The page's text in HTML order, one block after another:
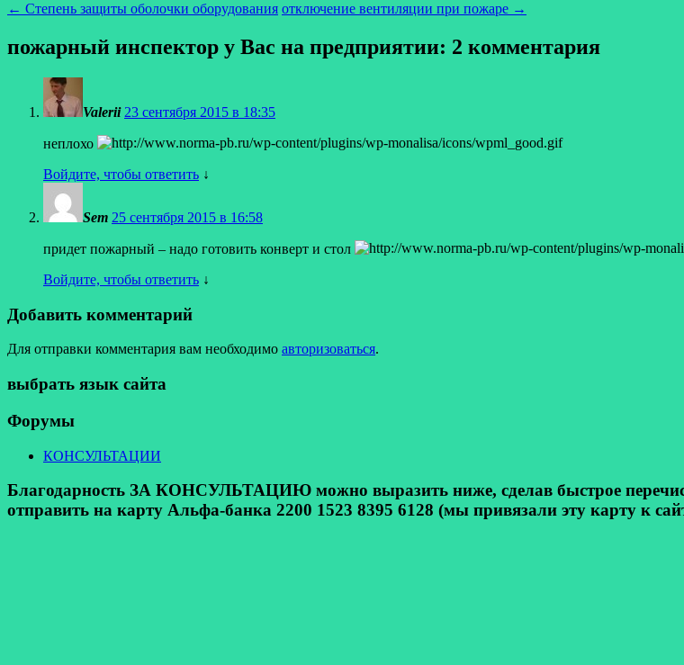
← Степень защиты оболочки оборудования отключение вентиляции при пожаре →
пожарный инспектор у Вас на предприятии: 2 комментария
Valerii 23 сентября 2015 в 18:35
неплохо
Войдите, чтобы ответить ↓
Sem 25 сентября 2015 в 16:58
придет пожарный – надо готовить конверт и стол
Войдите, чтобы ответить ↓
Добавить комментарий
Для отправки комментария вам необходимо авторизоваться.
выбрать язык сайта
Форумы
КОНСУЛЬТАЦИИ
Благодарность ЗА КОНСУЛЬТАЦИЮ можно выразить ниже, сделав быстрое
отправить на карту Альфа-банка 2200 1523 8395 6128 (мы привязали эту карту к